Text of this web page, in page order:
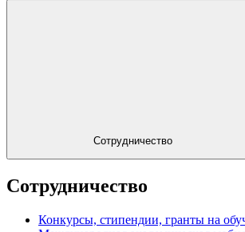
Сотрудничество
Сотрудничество
Конкурсы, стипендии, гранты на